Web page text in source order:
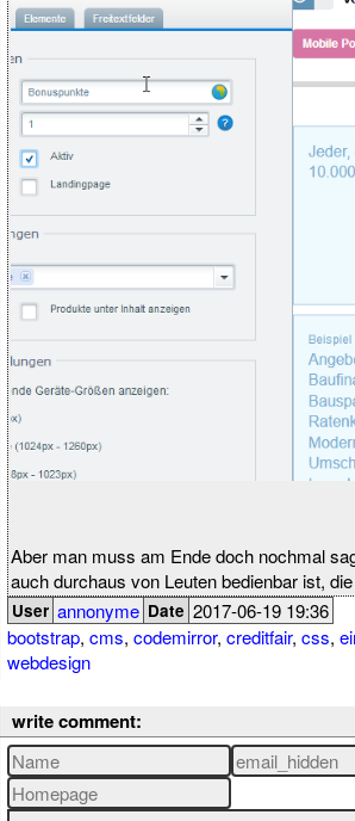
Aber man muss am Ende doch nochmal
auch durchaus von Leuten bedienbar ist,
User annonyme Date 2017-06-19 19:36
bootstrap, cms, codemirror, creditfair, css,
webdesign
write comment: